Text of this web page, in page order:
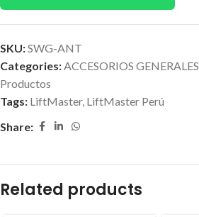
SKU:SWG-ANT
Categories:ACCESORIOS GENERALES
Productos
Tags: LiftMaster, LiftMaster Perú
Share:
Related products